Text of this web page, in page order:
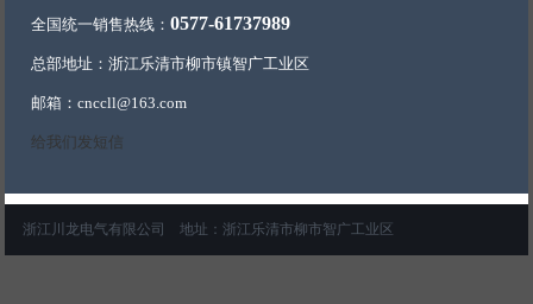
全国统一销售热线：0577-61737989
总部地址：浙江乐清市柳市镇智广工业区
邮箱：cnccll@163.com
给我们发短信
浙江川龙电气有限公司 地址：浙江乐清市柳市智广工业区